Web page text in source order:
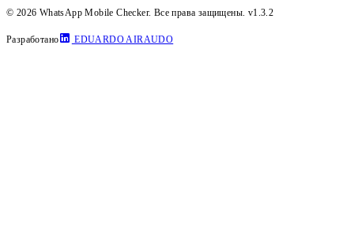
© 2026 WhatsApp Mobile Checker. Все права защищены. v1.3.2
Разработано EDUARDO AIRAUDO